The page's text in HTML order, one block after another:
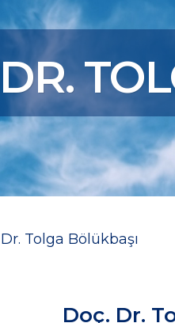
Tolga Bölükbaşı
Doç. Dr.